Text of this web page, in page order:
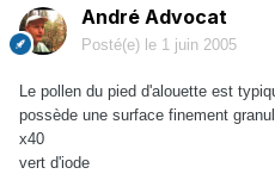
André Advocat
Posté(e) le 1 juin 2005
Le pollen du pied d'alouette est
possède une surface finement
x40
vert d'iode